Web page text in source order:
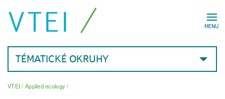
MENU
VTEI
TÉMATICKÉ OKRUHY
VTEI/ Applied ecology/